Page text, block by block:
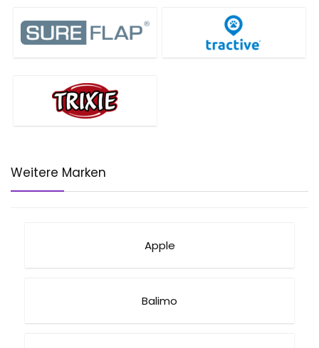
Weitere Marken
Apple
Balimo